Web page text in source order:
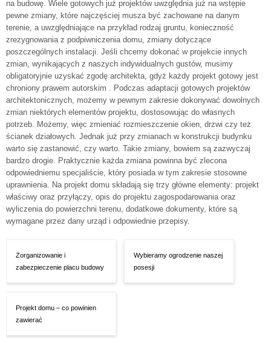
na budowę. Wiele gotowych już projektów uwzględnia już na wstępie
pewne zmiany, które najczęściej musza być zachowane na danym
terenie, a uwzględniające na przykład rodzaj gruntu, konieczność
zrezygnowania z podpiwniczenia domu, zmiany dotyczące
poszczególnych instalacji. Jeśli chcemy dokonać w projekcie innych
zmian, wynikających z naszych indywidualnych gustów, musimy
obligatoryjnie uzyskać zgodę architekta, gdyż każdy projekt gotowy jest
chroniony prawem autorskim . Podczas adaptacji gotowych projektów
architektonicznych, możemy w pewnym zakresie dokonywać dowolnych
zmian niektórych elementów projektu, dostosowując do własnych
potrzeb. Możemy, więc zmieniać rozmieszczenie okien, drzwi czy też
ścianek działowych. Jednak już przy zmianach w konstrukcji budynku
warto się zastanowić, czy warto. Takie zmiany, bowiem są zazwyczaj
bardzo drogie. Praktycznie każda zmiana powinna być zlecona
odpowiedniemu specjaliście, który posiada w tym zakresie stosowne
uprawnienia. Na projekt domu składają się trzy główne elementy: projekt
właściwy oraz przyłączy, opis do projektu zagospodarowania oraz
wyliczenia do powierzchni terenu, dodatkowe dokumenty, które są
wymagane przez dany urząd i odpowiednie przepisy.
Zorganizowanie i
zabezpieczenie placu budowy
Projekt domu – co powinien
zawierać
Wybieramy ogrodzenie naszej
posesji